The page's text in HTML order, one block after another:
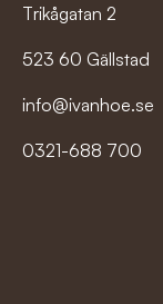
Trikågatan 2
523 60 Gällstad
info@ivanhoe.se
0321-688 700